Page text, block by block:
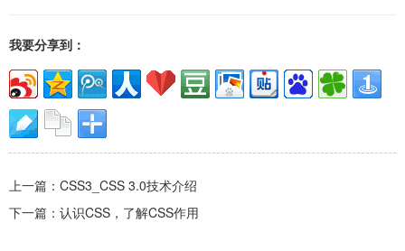
我要分享到：
上一篇： CSS3_CSS 3.0技术介绍
下一篇： 认识CSS，了解CSS作用